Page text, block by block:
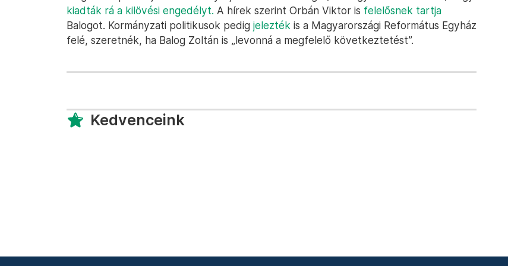
kiadták rá a kilövési engedélyt. A hírek szerint Orbán Viktor is felelősnek tartja
Balogot. Kormányzati politikusok pedig jelezték is a Magyarországi Református Egyház
felé, szeretnék, ha Balog Zoltán is „levonná a megfelelő következtetést”.
Kedvenceink